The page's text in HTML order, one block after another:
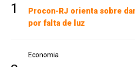
1
Procon-RJ orienta sobre
por falta de luz
Economia